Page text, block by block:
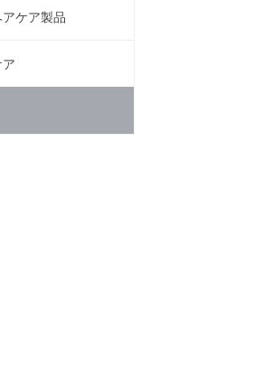
ケア製品